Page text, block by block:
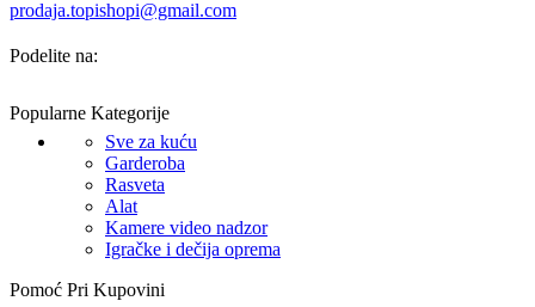
prodaja.topishopi@gmail.com
Podelite na:
Popularne Kategorije
Sve za kuću
Garderoba
Rasveta
Alat
Kamere video nadzor
Igračke i dečija oprema
Pomoć Pri Kupovini